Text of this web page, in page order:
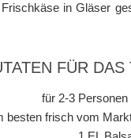
in Gläser
FÜR
für 2-3
besten frisch vom